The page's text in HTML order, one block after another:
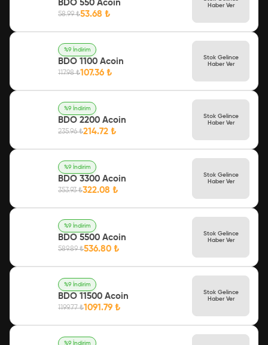
BDO 550 Acoin
58.99₺53.68 ₺
Haber Ver
%9 İndirim
BDO 1100 Acoin
117.98₺107.36 ₺
Stok Gelince
Haber Ver
%9 İndirim
BDO 2200 Acoin
235.96₺214.72 ₺
Stok Gelince
Haber Ver
%9 İndirim
BDO 3300 Acoin
353.93₺322.08 ₺
Stok Gelince
Haber Ver
%9 İndirim
BDO 5500 Acoin
589.89₺536.80 ₺
Stok Gelince
Haber Ver
%9 İndirim
BDO 11500 Acoin
1199.77₺1091.79 ₺
Stok Gelince
Haber Ver
%9 İndirim